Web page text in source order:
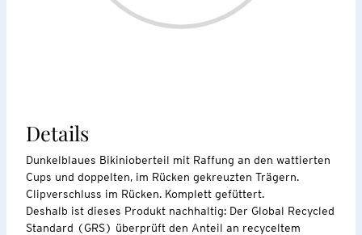
Details
Dunkelblaues Bikinioberteil mit Raffung an den wattierten
Cups und doppelten, im Rücken gekreuzten Trägern.
Clipverschluss im Rücken. Komplett gefüttert.
Deshalb ist dieses Produkt nachhaltig: Der Global Recycled
Standard (GRS) überprüft den Anteil an recyceltem